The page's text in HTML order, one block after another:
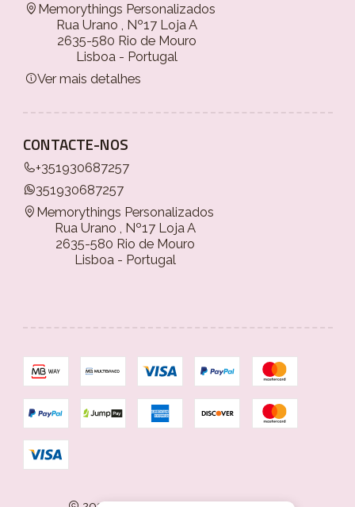
Memorythings Personalizados
Rua Urano , Nº17 Loja A
2635-580 Rio de Mouro
Lisboa - Portugal
Ver mais detalhes
CONTACTE-NOS
+351930687257
351930687257
Memorythings Personalizados
Rua Urano , Nº17 Loja A
2635-580 Rio de Mouro
Lisboa - Portugal